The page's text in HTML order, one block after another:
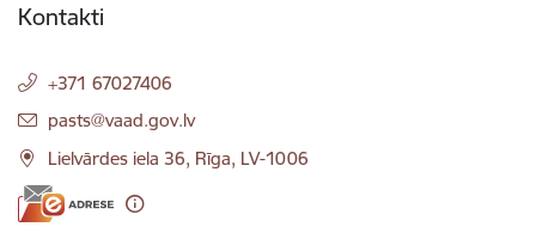
Kontakti
+371 67027406
E-pasts:
pasts@vaad.gov.lv
Lielvārdes iela 36, Rīga, LV-1006